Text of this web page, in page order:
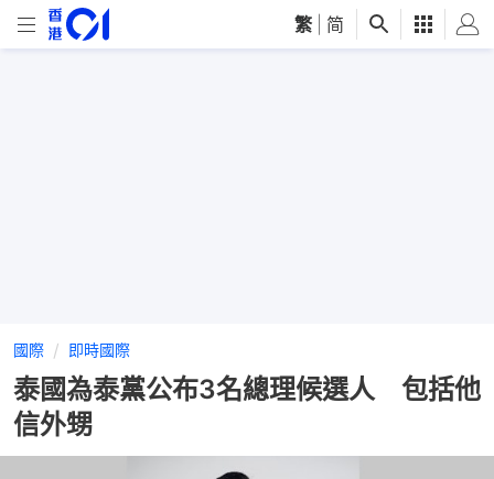
繁 简
國際 即時國際
泰國為泰黨公布3名總理候選人 包括他
信外甥